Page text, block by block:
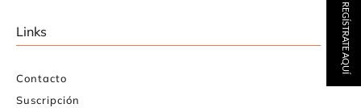
Links
Contacto
Suscripción
REGÍSTRATE AQUÍ